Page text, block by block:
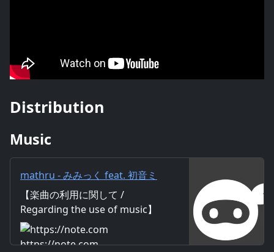
Distribution
Music
mathru - みみっく feat. 初音ミ
ク - Mimic feat. Miku Hatsune
｜mathru
【楽曲の利用に関して /
Regarding the use of music】
https://mathru.net/terms/musi
c 【歌詞 / Lyrics】 Lyrics：
https://note.com